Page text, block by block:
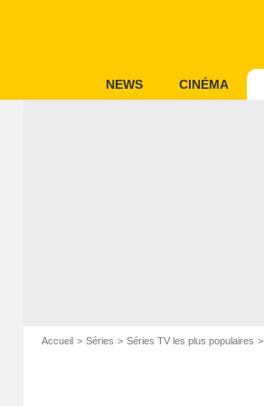
NEWS CINÉMA
Accueil Séries Séries TV les plus populaires